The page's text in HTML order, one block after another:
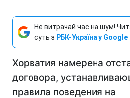
Не витрачай час на шум!
суть з РБК-Україна у Google
Хорватия намерена
договора,
правила поведения на